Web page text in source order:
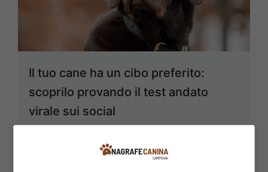
Il tuo cane ha un cibo preferito:
scoprilo provando il test andato
virale sui social